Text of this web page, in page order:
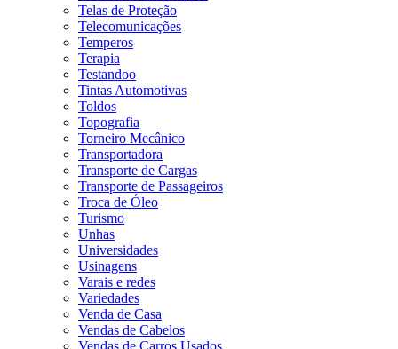
Telas de Proteção
Telecomunicações
Temperos
Terapia
Testandoo
Tintas Automotivas
Toldos
Topografia
Torneiro Mecânico
Transportadora
Transporte de Cargas
Transporte de Passageiros
Troca de Óleo
Turismo
Unhas
Universidades
Usinagens
Varais e redes
Variedades
Venda de Casa
Vendas de Cabelos
Vendas de Carros Usados